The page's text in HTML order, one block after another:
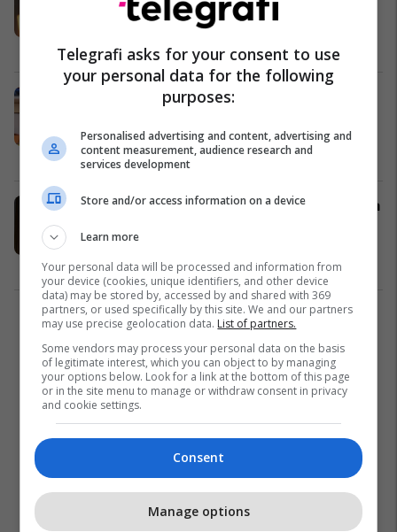
bleni peleta, në treg ka cilësi të
dyshimta
Maqedonia e Veriut 05/10/2024
ISHT: Për parregullsi gjatë tregtisë
452 000 denarë
Maqedonia e Veriut 13/09/2024
Aksion i madh i Inspektoratit në disa
“muzikës live” dhe “qendrave të
masazheve”
Kosovë 24/06/2024
2
Telegrafi asks for your consent to use
your personal data for the following
purposes:
Personalised advertising and content, advertising and
content measurement, audience research and
services development
Store and/or access information on a device
Learn more
Your personal data will be processed and information from
your device (cookies, unique identifiers, and other device
data) may be stored by, accessed by and shared with 369
partners, or used specifically by this site. We and our partners
may use precise geolocation data. List of partners.
Some vendors may process your personal data on the basis
of legitimate interest, which you can object to by managing
your options below. Look for a link at the bottom of this page
or in the site menu to manage or withdraw consent in privacy
and cookie settings.
Consent
Manage options